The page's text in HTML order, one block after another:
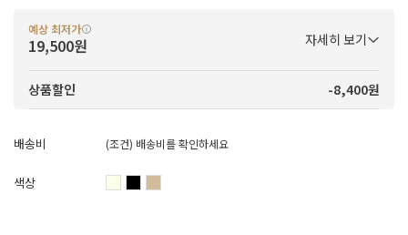
예상 최저가
19,500원 자세히 보기
상품할인 -8,400원
배송비 (조건) 배송비를 확인하세요
색상